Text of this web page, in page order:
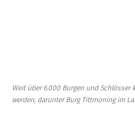
Weit über 6.000 Burgen und
werden, darunter Burg Tittmoning im